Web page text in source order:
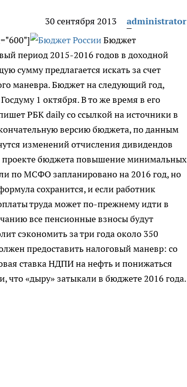
30 сентября 2013
administrator
Бюджет
период 2015-2016 годов в доходной
сумму предлагается искать за счет
маневра. Бюджет на следующий год,
1 октября. В то же время в его
РБК daily со ссылкой на источники в
версию бюджета, по данным
изменений отчисления дивидендов
проекте бюджета повышение минимальных
по МСФО запланировано на 2016 год, но
сохранится, и если работник
труда может по-прежнему идти в
все пенсионные взносы будут
сэкономить за три года около 350
предоставить налоговый маневр: со
ставка НДПИ на нефть и понижаться
«дыру» затыкали в бюджете 2016 года.